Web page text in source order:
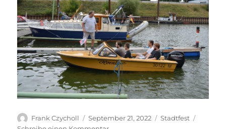
Autor
Frank Czycholl
Veröffentlicht
September 21, 2022 Kategorien
Stadtfest